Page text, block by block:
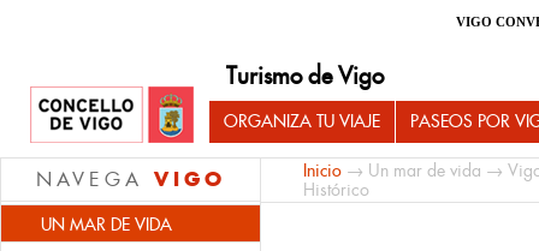
VIGO
Turismo de Vigo
ORGANIZA TU VIAJE PASEOS POR
NAVEGA VIGO
UN MAR DE VIDA
Inicio → Un mar de vida →
Histórico